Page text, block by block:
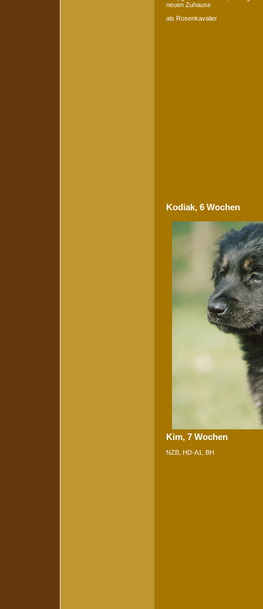
neuen Zuhause
als Rosenkavalier
Kodiak, 6 Wochen
Kim, 7 Wochen
NZB, HD-A1, BH